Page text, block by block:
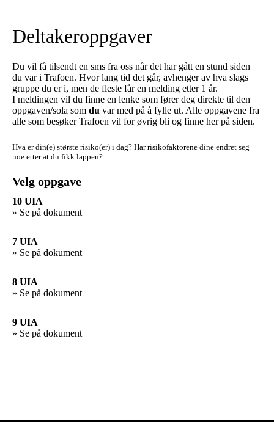
Deltakeroppgaver
Du vil få tilsendt en sms fra oss når det har gått en stund siden
du var i Trafoen. Hvor lang tid det går, avhenger av hva slags
gruppe du er i, men de fleste får en melding etter 1 år.
I meldingen vil du finne en lenke som fører deg direkte til den
oppgaven/sola som du var med på å fylle ut. Alle oppgavene fra
alle som besøker Trafoen vil for øvrig bli og finne her på siden.
Hva er din(e) største risiko(er) i dag? Har risikofaktorene dine endret seg
noe etter at du fikk lappen?
Velg oppgave
10 UIA
» Se på dokument
7 UIA
» Se på dokument
8 UIA
» Se på dokument
9 UIA
» Se på dokument